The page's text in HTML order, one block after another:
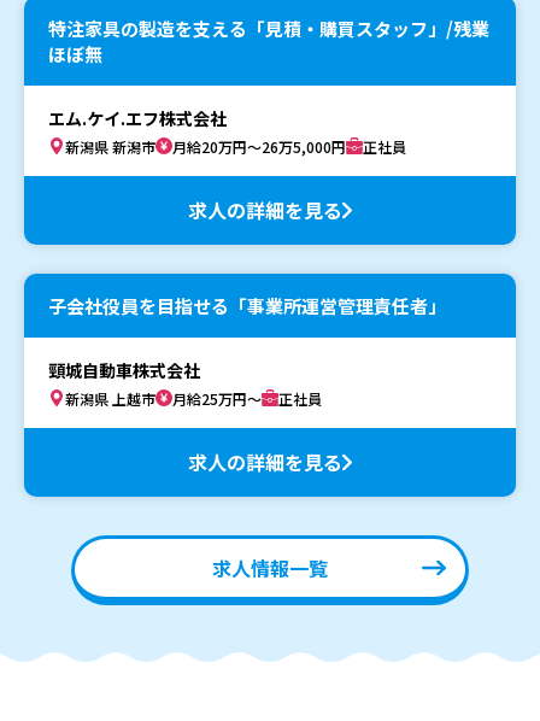
特注家具の製造を支える「見積・購買スタッフ」/残業
ほぼ無
エム.ケイ.エフ株式会社
新潟県 新潟市 月給20万円～26万5,000円 正社員
求人の詳細を見る
子会社役員を目指せる「事業所運営管理責任者」
頸城自動車株式会社
新潟県 上越市 月給25万円～ 正社員
求人の詳細を見る
求人情報一覧